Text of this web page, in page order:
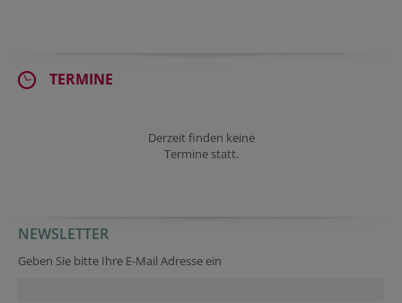
TERMINE
Derzeit finden keine
Termine statt.
NEWSLETTER
Geben Sie bitte Ihre E-Mail Adresse ein